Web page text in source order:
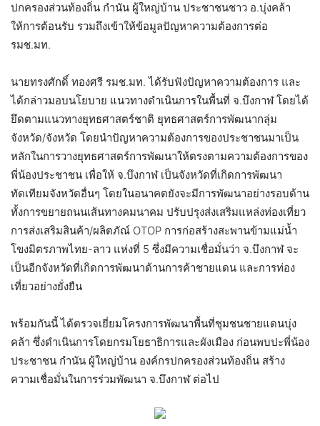
ปกครองส่วนท้องถิ่น กำนัน ผู้ใหญ่บ้าน ประชาชนชาว อ.บุ่งคล้า
ให้การต้อนรับ รวมถึงเข้าให้ข้อมูลปัญหาความต้องการต่อ
รมช.มท.
นายทรงศักดิ์ ทองศรี รมช.มท. ได้รับฟังปัญหาความต้องการ และ
ได้กล่าวมอบนโยบาย แนวทางดำเนินการในพื้นที่ จ.บึงกาฬ โดยได้
ยึดตามแนวทางยุทธศาสตร์ชาติ ยุทธศาสตร์การพัฒนากลุ่ม
จังหวัด/จังหวัด โดยนำปัญหาความต้องการของประชาชนมาเป็น
หลักในการวางยุทธศาสตร์การพัฒนาให้ตรงตามความต้องการของ
พี่น้องประชาชน เพื่อให้ จ.บึงกาฬ เป็นจังหวัดที่เกิดการพัฒนา
ทัดเทียมจังหวัดอื่นๆ โดยในอนาคตยังจะมีการพัฒนาอย่างรอบด้าน
ทั้งการขยายถนนเส้นทางคมนาคม ปรับปรุงส่งเสริมแหล่งท่องเที่ยว
การส่งเสริมสินค้า/ผลิตภัณ์ OTOP การก่อสร้างสะพานข้ามแม่น้ำ
โขงมิตรภาพไทย-ลาว แห่งที่ 5 ซึ่งมีความเชื่อมั่นว่า จ.บึงกาฬ จะ
เป็นอีกจังหวัดที่เกิดการพัฒนาด้านการค้าชายแดน และการท่อง
เที่ยวอย่างยั่งยืน
พร้อมกันนี้ ได้ตรวจเยี่ยมโครงการพัฒนาพื้นที่ชุมชนชายแดนบุ่ง
คล้า ซึ่งดำเนินการโดยกรมโยธาธิการและผังเมือง ก่อนพบปะพี่น้อง
ประชาชน กำนัน ผู้ใหญ่บ้าน องค์กรปกครองส่วนท้องถิ่น สร้าง
ความเชื่อมั่นในการร่วมพัฒนา จ.บึงกาฬ ต่อไป